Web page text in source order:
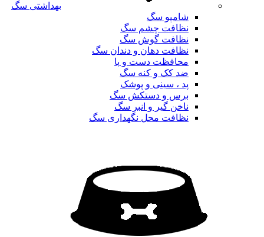
بهداشتی سگ
شامپو سگ
نظافت چشم سگ
نظافت گوش سگ
نظافت دهان و دندان سگ
محافظت دست و پا
ضد کک و کنه سگ
پد ، سینی و پوشک
برس و دستکش سگ
ناخن گیر و انبر سگ
نظافت محل نگهداری سگ